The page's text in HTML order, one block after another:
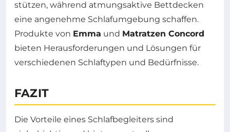
stützen, während atmungsaktive Bettdecken
eine angenehme Schlafumgebung schaffen.
Produkte von Emma und Matratzen Concord
bieten Herausforderungen und Lösungen für
verschiedenen Schlaftypen und Bedürfnisse.
FAZIT
Die Vorteile eines Schlafbegleiters sind